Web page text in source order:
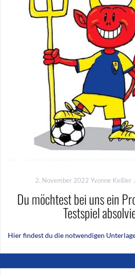
2. November 2022 Yvonne Keßler
Du möchtest bei uns ein
Testspiel
Hier findest du die notwendigen